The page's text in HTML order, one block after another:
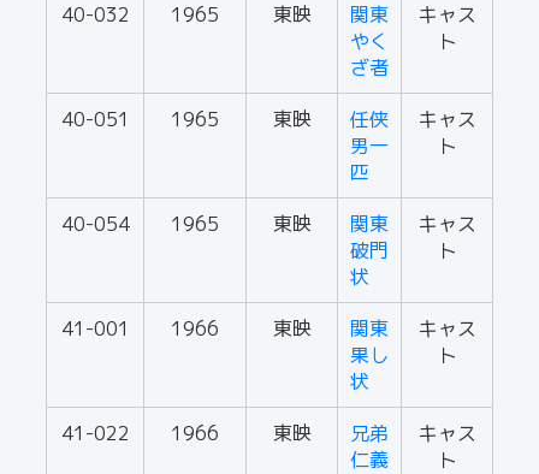
40-032 1965 東映
関東
やく
ざ者
キャス
ト
40-051 1965 東映
任侠
男一
匹
キャス
ト
40-054 1965 東映
関東
破門
状
キャス
ト
41-001 1966 東映
関東
果し
状
キャス
ト
41-022 1966 東映
兄弟
仁義
キャス
ト